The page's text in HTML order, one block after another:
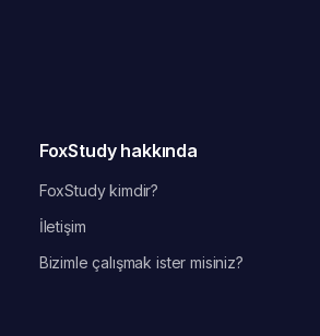
FoxStudy hakkında
FoxStudy kimdir?
İletişim
Bizimle çalışmak ister misiniz?